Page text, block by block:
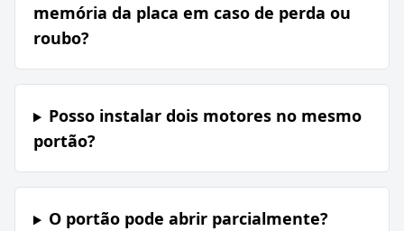
memória da placa em caso de perda ou
roubo?
Posso instalar dois motores no mesmo
portão?
O portão pode abrir parcialmente?